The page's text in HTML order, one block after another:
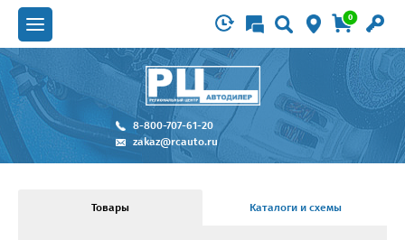
0
8-800-707-61-20
zakaz@rcauto.ru
Товары Каталоги и схемы